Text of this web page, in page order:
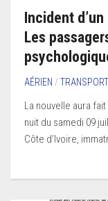
Incident
Les
AÉRIEN /
La nouvelle aura
nuit du samedi 09
Côte d’Ivoire,